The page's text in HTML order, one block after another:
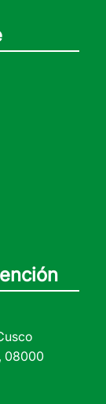
08000